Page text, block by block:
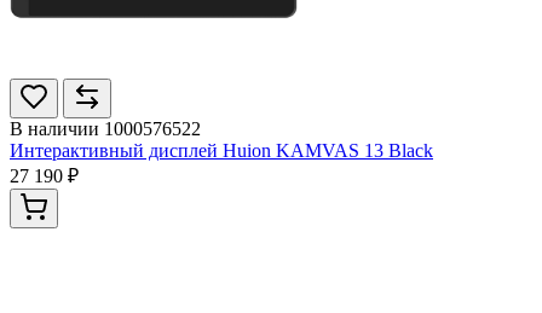
В наличии 1000576522
Интерактивный дисплей Huion KAMVAS 13 Black
27 190 ₽